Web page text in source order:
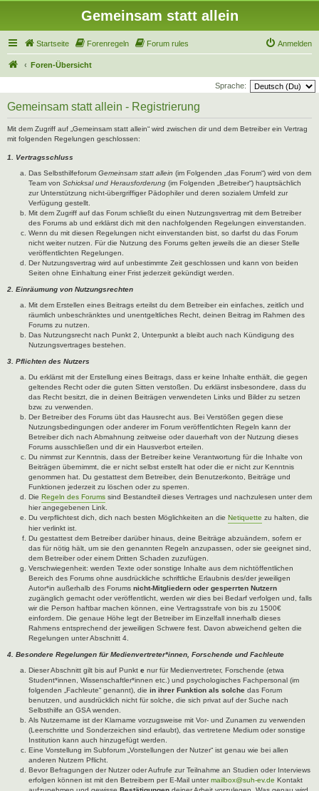
Gemeinsam statt allein
Startseite Forenregeln Forum rules Anmelden
Foren-Übersicht
Sprache:
Gemeinsam statt allein - Registrierung
Mit dem Zugriff auf „Gemeinsam statt allein“ wird zwischen dir und dem Betreiber ein Vertrag
mit folgenden Regelungen geschlossen:
1. Vertragsschluss
Das Selbsthilfeforum Gemeinsam statt allein (im Folgenden „das Forum“) wird von dem
Team von Schicksal und Herausforderung (im Folgenden „Betreiber“) hauptsächlich
zur Unterstützung nicht-übergriffiger Pädophiler und deren sozialem Umfeld zur
Verfügung gestellt.
Mit dem Zugriff auf das Forum schließt du einen Nutzungsvertrag mit dem Betreiber
des Forums ab und erklärst dich mit den nachfolgenden Regelungen einverstanden.
Wenn du mit diesen Regelungen nicht einverstanden bist, so darfst du das Forum
nicht weiter nutzen. Für die Nutzung des Forums gelten jeweils die an dieser Stelle
veröffentlichten Regelungen.
Der Nutzungsvertrag wird auf unbestimmte Zeit geschlossen und kann von beiden
Seiten ohne Einhaltung einer Frist jederzeit gekündigt werden.
2. Einräumung von Nutzungsrechten
Mit dem Erstellen eines Beitrags erteilst du dem Betreiber ein einfaches, zeitlich und
räumlich unbeschränktes und unentgeltliches Recht, deinen Beitrag im Rahmen des
Forums zu nutzen.
Das Nutzungsrecht nach Punkt 2, Unterpunkt a bleibt auch nach Kündigung des
Nutzungsvertrages bestehen.
3. Pflichten des Nutzers
Du erklärst mit der Erstellung eines Beitrags, dass er keine Inhalte enthält, die gegen
geltendes Recht oder die guten Sitten verstoßen. Du erklärst insbesondere, dass du
das Recht besitzt, die in deinen Beiträgen verwendeten Links und Bilder zu setzen
bzw. zu verwenden.
Der Betreiber des Forums übt das Hausrecht aus. Bei Verstößen gegen diese
Nutzungsbedingungen oder anderer im Forum veröffentlichten Regeln kann der
Betreiber dich nach Abmahnung zeitweise oder dauerhaft von der Nutzung dieses
Forums ausschließen und dir ein Hausverbot erteilen.
Du nimmst zur Kenntnis, dass der Betreiber keine Verantwortung für die Inhalte von
Beiträgen übernimmt, die er nicht selbst erstellt hat oder die er nicht zur Kenntnis
genommen hat. Du gestattest dem Betreiber, dein Benutzerkonto, Beiträge und
Funktionen jederzeit zu löschen oder zu sperren.
Die Regeln des Forums sind Bestandteil dieses Vertrages und nachzulesen unter dem
hier angegebenen Link.
Du verpflichtest dich, dich nach besten Möglichkeiten an die Netiquette zu halten, die
hier verlinkt ist.
Du gestattest dem Betreiber darüber hinaus, deine Beiträge abzuändern, sofern er
das für nötig hält, um sie den genannten Regeln anzupassen, oder sie geeignet sind,
dem Betreiber oder einem Dritten Schaden zuzufügen.
Verschwiegenheit: werden Texte oder sonstige Inhalte aus dem nichtöffentlichen
Bereich des Forums ohne ausdrückliche schriftliche Erlaubnis des/der jeweiligen
Autor*in außerhalb des Forums nicht-Mitgliedern oder gesperrten Nutzern
zugänglich gemacht oder veröffentlicht, werden wir dies bei Bedarf verfolgen und, falls
wir die Person haftbar machen können, eine Vertragsstrafe von bis zu 1500€
einfordern. Die genaue Höhe legt der Betreiber im Einzelfall innerhalb dieses
Rahmens entsprechend der jeweiligen Schwere fest. Davon abweichend gelten die
Regelungen unter Abschnitt 4.
4. Besondere Regelungen für Medienvertreter*innen, Forschende und Fachleute
Dieser Abschnitt gilt bis auf Punkt e nur für Medienvertreter, Forschende (etwa
Student*innen, Wissenschaftler*innen etc.) und psychologisches Fachpersonal (im
folgenden „Fachleute“ genannt), die in ihrer Funktion als solche das Forum
benutzen, und ausdrücklich nicht für solche, die sich privat auf der Suche nach
Selbsthilfe an GSA wenden.
Als Nutzername ist der Klarname vorzugsweise mit Vor- und Zunamen zu verwenden
(Leerschritte und Sonderzeichen sind erlaubt), das vertretene Medium oder sonstige
Institution kann auch hinzugefügt werden.
Eine Vorstellung im Subforum „Vorstellungen der Nutzer“ ist genau wie bei allen
anderen Nutzern Pflicht.
Bevor Befragungen der Nutzer oder Aufrufe zur Teilnahme an Studien oder Interviews
erfolgen können ist mit den Betreibern per E-Mail untermailbox@suh-ev.de Kontakt